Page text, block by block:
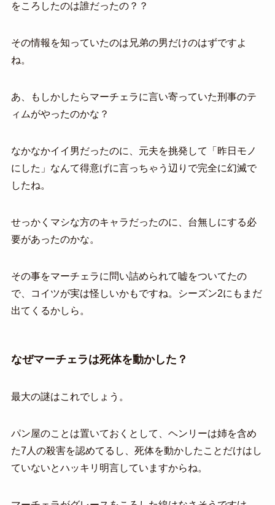
をころしたのは誰だったの？？
その情報を知っていたのは兄弟の男だけのはずですよ
ね。
あ、もしかしたらマーチェラに言い寄っていた刑事のテ
ィムがやったのかな？
なかなかイイ男だったのに、元夫を挑発して「昨日モノ
にした」なんて得意げに言っちゃう辺りで完全に幻滅で
したね。
せっかくマシな方のキャラだったのに、台無しにする必
要があったのかな。
その事をマーチェラに問い詰められて嘘をついてたの
で、コイツが実は怪しいかもですね。シーズン2にもまだ
出てくるかしら。
なぜマーチェラは死体を動かした？
最大の謎はこれでしょう。
パン屋のことは置いておくとして、ヘンリーは姉を含め
た7人の殺害を認めてるし、死体を動かしたことだけはし
ていないとハッキリ明言していますからね。